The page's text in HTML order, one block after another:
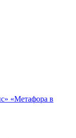
«Метафора в